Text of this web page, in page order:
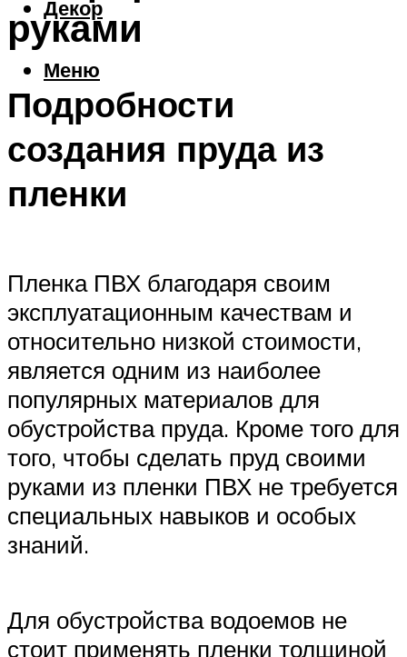
Декор
Меню
руками
Подробности
создания пруда из
пленки
Пленка ПВХ благодаря своим
эксплуатационным качествам и
относительно низкой стоимости,
является одним из наиболее
популярных материалов для
обустройства пруда. Кроме того для
того, чтобы сделать пруд своими
руками из пленки ПВХ не требуется
специальных навыков и особых
знаний.
Для обустройства водоемов не
стоит применять пленки толщиной